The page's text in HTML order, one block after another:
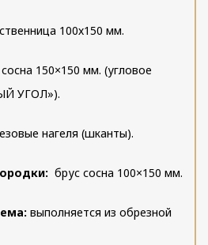
100х150 мм.
150×150 мм. (угловое
УГОЛ»).
нагеля (шканты).
брус сосна 100×150 мм.
выполняется из обрезной